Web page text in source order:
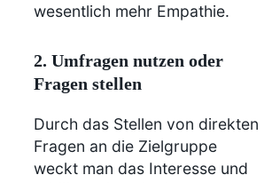
wesentlich mehr Empathie.
2. Umfragen nutzen oder
Fragen stellen
Durch das Stellen von direkten
Fragen an die Zielgruppe
weckt man das Interesse und